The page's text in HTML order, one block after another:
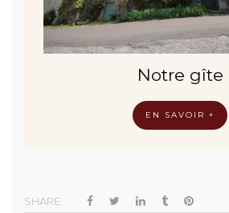
Notre gîte
EN SAVOIR +
SHARE: